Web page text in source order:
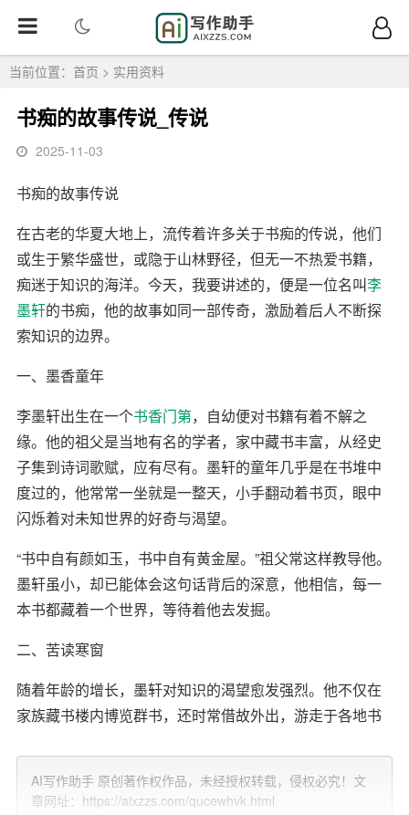
当前位置： 首页 > 实用资料
书痴的故事传说_传说
2025-11-03
书痴的故事传说
在古老的华夏大地上，流传着许多关于书痴的传说，他们
或生于繁华盛世，或隐于山林野径，但无一不热爱书籍，
痴迷于知识的海洋。今天，我要讲述的，便是一位名叫李
墨轩的书痴，他的故事如同一部传奇，激励着后人不断探
索知识的边界。
一、墨香童年
李墨轩出生在一个书香门第，自幼便对书籍有着不解之
缘。他的祖父是当地有名的学者，家中藏书丰富，从经史
子集到诗词歌赋，应有尽有。墨轩的童年几乎是在书堆中
度过的，他常常一坐就是一整天，小手翻动着书页，眼中
闪烁着对未知世界的好奇与渴望。
“书中自有颜如玉，书中自有黄金屋。”祖父常这样教导他。
墨轩虽小，却已能体会这句话背后的深意，他相信，每一
本书都藏着一个世界，等待着他去发掘。
二、苦读寒窗
随着年龄的增长，墨轩对知识的渴望愈发强烈。他不仅在
家族藏书楼内博览群书，还时常借故外出，游走于各地书
陪伴着他。
AI写作助手 原创著作权作品，未经授权转载，侵权必究！文
章网址：https://aixzzs.com/qucewhvk.html